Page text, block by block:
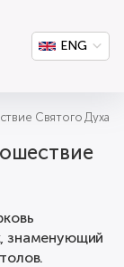
ENG
Святого Духа
знаменующий